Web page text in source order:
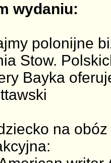
wydaniu:
polonijne
Bayka
na obóz